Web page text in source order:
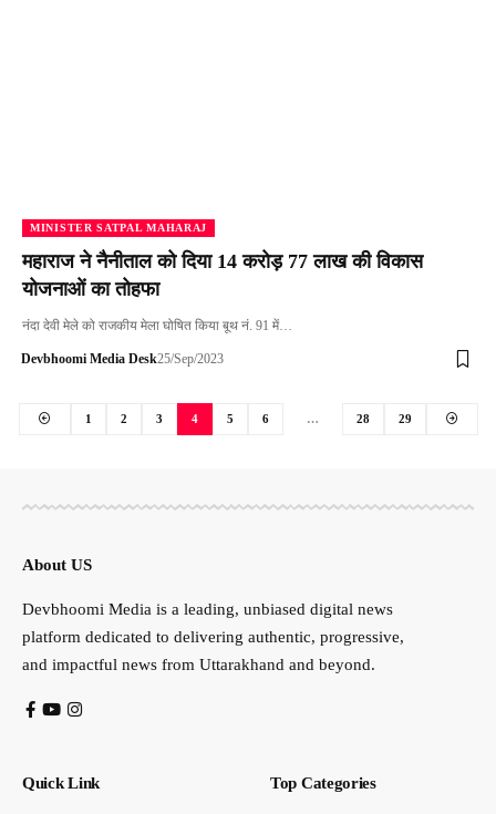
MINISTER SATPAL MAHARAJ
महाराज ने नैनीताल को दिया 14 करोड़ 77 लाख की विकास
योजनाओं का तोहफा
नंदा देवी मेले को राजकीय मेला घोषित किया बूथ नं. 91 में…
Devbhoomi Media Desk25/Sep/2023
1 2 3 4 5 6 … 28 29
About US
Devbhoomi Media is a leading, unbiased digital news
platform dedicated to delivering authentic, progressive,
and impactful news from Uttarakhand and beyond.
Quick Link Top Categories